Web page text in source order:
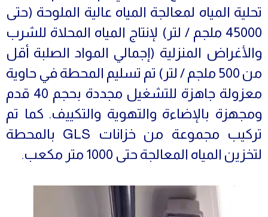
تحلية المياه لمعالجة المياه عالية الملوحة (حتى
45000 ملجم / لتر) لإنتاج المياه المحلاة للشرب
والأغراض المنزلية (إجمالي المواد الصلبة أقل
من 500 ملجم / لتر) تم تسليم المحطة في حاوية
معزولة جاهزة للتشغيل مجددة بحجم 40 قدم
ومجهزة بالإضاءة والتهوية والتكييف. كما تم
تركيب مجموعة من خزانات GLS بالمحطة
لتخزين المياه المعالجة حتى 1000 متر مكعب.